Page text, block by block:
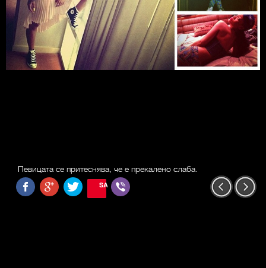
Певицата се притеснява, че е прекалено слаба.
SAVE